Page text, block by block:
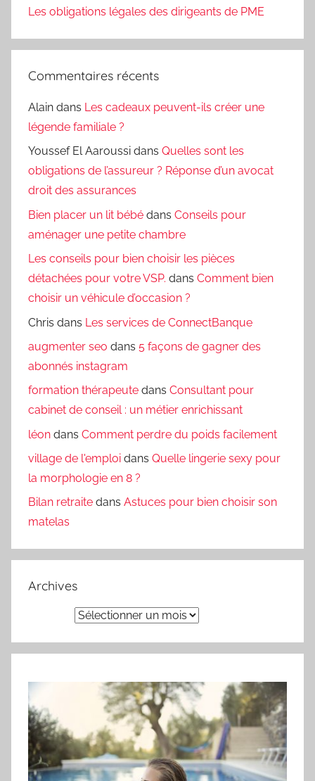
Les obligations légales des dirigeants de PME
Commentaires récents
Alain dans Les cadeaux peuvent-ils créer une
légende familiale ?
Youssef El Aaroussi dans Quelles sont les
obligations de l’assureur ? Réponse d’un avocat
droit des assurances
Bien placer un lit bébé dans Conseils pour
aménager une petite chambre
Les conseils pour bien choisir les pièces
détachées pour votre VSP. dans Comment bien
choisir un véhicule d’occasion ?
Chris dans Les services de ConnectBanque
augmenter seo dans 5 façons de gagner des
abonnés instagram
formation thérapeute dans Consultant pour
cabinet de conseil : un métier enrichissant
léon dans Comment perdre du poids facilement
village de l'emploi dans Quelle lingerie sexy pour
la morphologie en 8 ?
Bilan retraite dans Astuces pour bien choisir son
matelas
Archives